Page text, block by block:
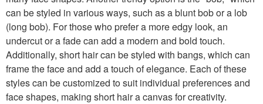
can be styled in various ways, such as a blunt bob or a lob
(long bob). For those who prefer a more edgy look, an
undercut or a fade can add a modern and bold touch.
Additionally, short hair can be styled with bangs, which can
frame the face and add a touch of elegance. Each of these
styles can be customized to suit individual preferences and
face shapes, making short hair a canvas for creativity.